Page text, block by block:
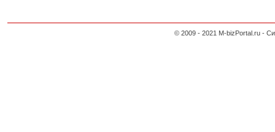
© 2009 - 2021 M-bizPortal.ru -